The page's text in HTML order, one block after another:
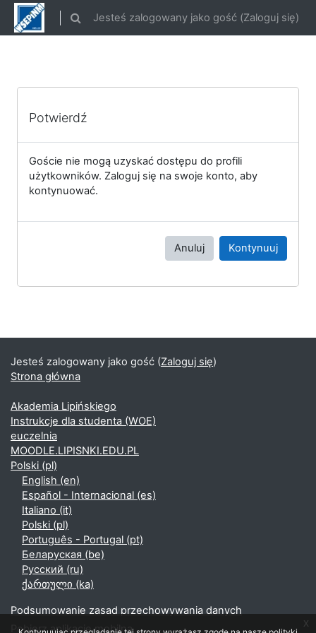
Przejdź do głównej zawartości
Przełącznik wyszukiwarki
Jesteś zalogowany jako gość (Zaloguj się)
Potwierdź
Goście nie mogą uzyskać dostępu do profili
użytkowników. Zaloguj się na swoje konto, aby
kontynuować.
Anuluj Kontynuuj
Jesteś zalogowany jako gość (Zaloguj się)
Strona główna
Akademia Lipińskiego
Instrukcje dla studenta (WOE)
euczelnia
MOODLE.LIPISNKI.EDU.PL
Polski ‎(pl)‎
English ‎(en)‎
Español - Internacional ‎(es)‎
Italiano ‎(it)‎
Polski ‎(pl)‎
Português - Portugal ‎(pt)‎
Беларуская ‎(be)‎
Русский ‎(ru)‎
ქართული ‎(ka)‎
Podsumowanie zasad przechowywania danych
Pobierz aplikację mobilną
x